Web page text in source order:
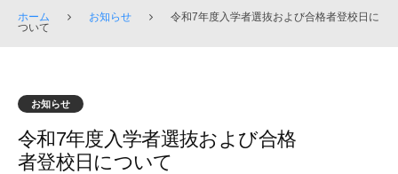
ホーム お知らせ
令和7年度入学者選抜および合格者登校日に
ついて
お知らせ
令和7年度入学者選抜および合格
者登校日について